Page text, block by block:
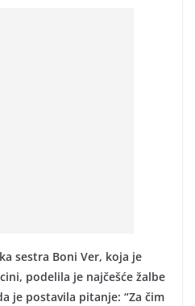
sestra Boni Ver, koja je
podelila je najčešće žalbe
je postavila pitanje: “Za čim